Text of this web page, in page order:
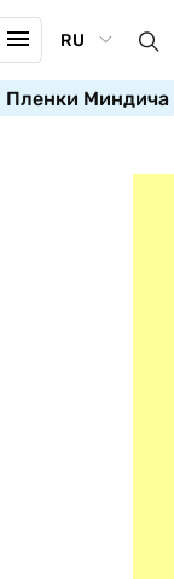
RU
Пленки Миндича